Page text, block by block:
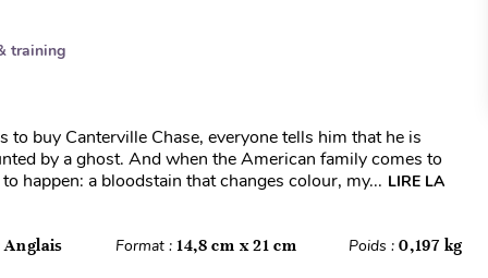
training
buy Canterville Chase, everyone tells him that he is
by a ghost. And when the American family comes to
happen: a bloodstain that changes colour, my... LIRE LA
Anglais Format : 14,8 cm x 21 cm Poids :0,197 kg